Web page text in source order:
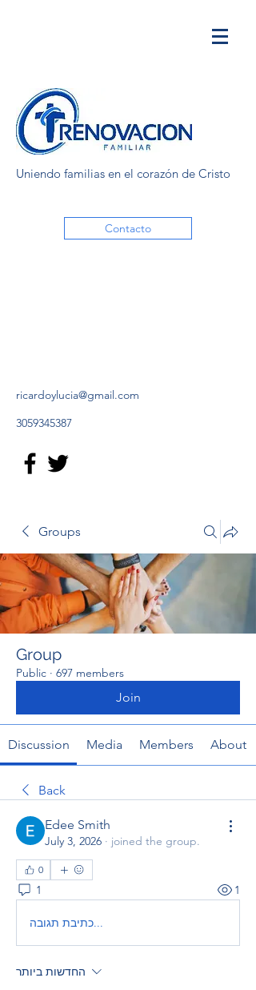
Uniendo familias en el corazón de Cristo
Contacto
ricardoylucia@gmail.com
3059345387
Groups
Group
Public · 697 members
Join
Discussion Media Members About
Back
Edee Smith
July 3, 2026 · joined the group.
0
1 1
כתיבת תגובה...
החדשות ביותר